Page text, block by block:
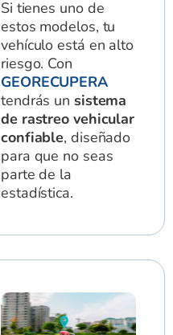
Si tienes uno de
estos modelos, tu
vehículo está en alto
riesgo. Con
GEORECUPERA
tendrás un sistema
de rastreo vehicular
confiable, diseñado
para que no seas
parte de la
estadística.